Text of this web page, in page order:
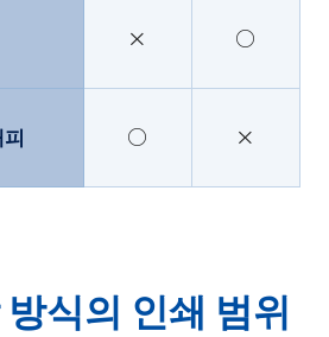
× ○
○ ×
방식의 인쇄 범위